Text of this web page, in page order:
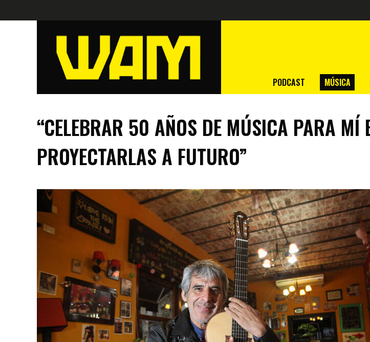
PODCAST MÚSICA
“CELEBRAR 50 AÑOS DE MÚSICA PARA MÍ
PROYECTARLAS A FUTURO”